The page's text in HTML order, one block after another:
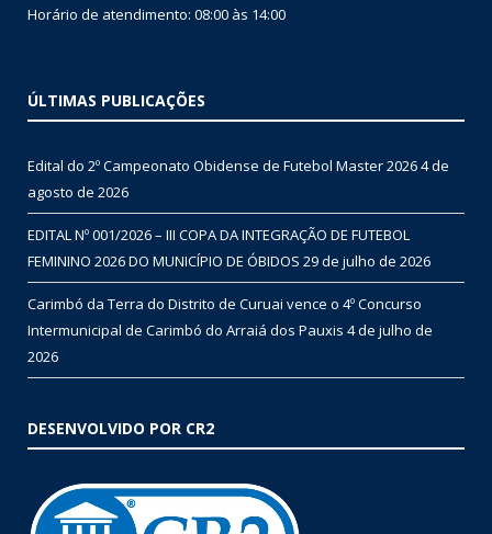
Horário de atendimento: 08:00 às 14:00
ÚLTIMAS PUBLICAÇÕES
Edital do 2º Campeonato Obidense de Futebol Master 20264 de
agosto de 2026
EDITAL Nº 001/2026 – III COPA DA INTEGRAÇÃO DE FUTEBOL
FEMININO 2026 DO MUNICÍPIO DE ÓBIDOS 29 de julho de 2026
Carimbó da Terra do Distrito de Curuai vence o 4º Concurso
Intermunicipal de Carimbó do Arraiá dos Pauxis 4 de julho de
2026
DESENVOLVIDO POR CR2